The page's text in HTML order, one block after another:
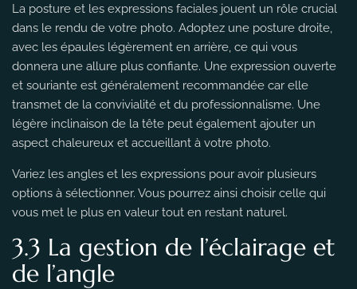
La posture et les expressions faciales jouent un rôle crucial
dans le rendu de votre photo. Adoptez une posture droite,
avec les épaules légèrement en arrière, ce qui vous
donnera une allure plus confiante. Une expression ouverte
et souriante est généralement recommandée car elle
transmet de la convivialité et du professionnalisme. Une
légère inclinaison de la tête peut également ajouter un
aspect chaleureux et accueillant à votre photo.
Variez les angles et les expressions pour avoir plusieurs
options à sélectionner. Vous pourrez ainsi choisir celle qui
vous met le plus en valeur tout en restant naturel.
3.3 La gestion de l’éclairage et
de l’angle